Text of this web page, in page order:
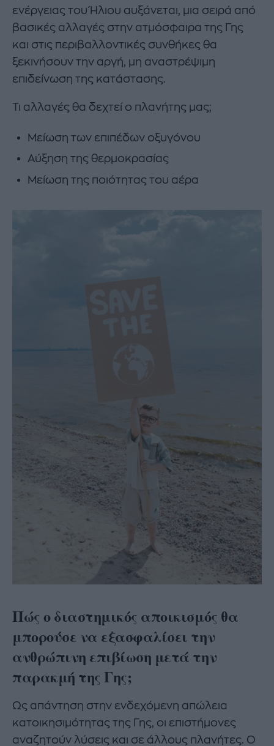
ενέργειας του Ήλιου αυξάνεται, μια σειρά από
βασικές αλλαγές στην ατμόσφαιρα της Γης
και στις περιβαλλοντικές συνθήκες θα
ξεκινήσουν την αργή, μη αναστρέψιμη
επιδείνωση της κατάστασης.
Τι αλλαγές θα δεχτεί ο πλανήτης μας;
Μείωση των επιπέδων οξυγόνου
Αύξηση της θερμοκρασίας
Μείωση της ποιότητας του αέρα
Πώς ο διαστημικός αποικισμός θα
μπορούσε να εξασφαλίσει την
ανθρώπινη επιβίωση μετά την
παρακμή της Γης;
Ως απάντηση στην ενδεχόμενη απώλεια
κατοικησιμότητας της Γης, οι επιστήμονες
αναζητούν λύσεις και σε άλλους πλανήτες. Ο